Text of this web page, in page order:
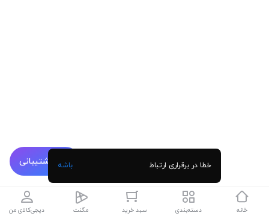
پشتیبانی
خانه دسته‌بندی سبد خرید مگنت دیجی‌کالای من
خطا در برقراری ارتباط باشه